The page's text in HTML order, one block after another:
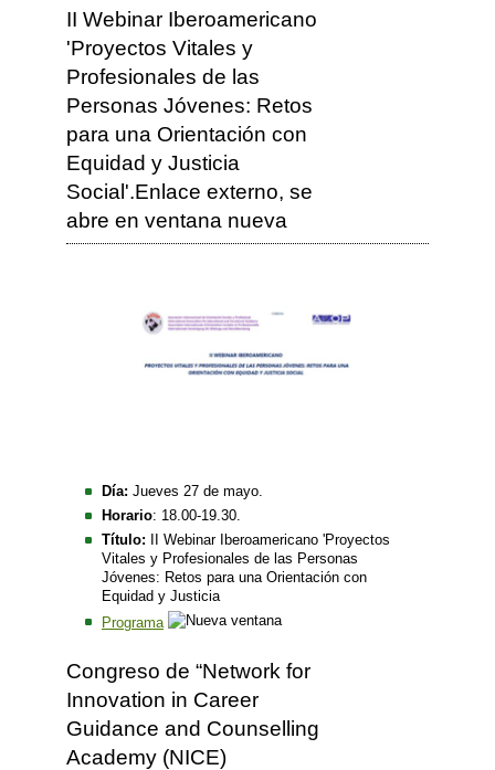
II Webinar Iberoamericano
'Proyectos Vitales y
Profesionales de las
Personas Jóvenes: Retos
para una Orientación con
Equidad y Justicia
Social'.Enlace externo, se
abre en ventana nueva
Día: Jueves 27 de mayo.
Horario: 18.00-19.30.
Título: II Webinar Iberoamericano 'Proyectos
Vitales y Profesionales de las Personas
Jóvenes: Retos para una Orientación con
Equidad y Justicia
Programa
Congreso de “Network for
Innovation in Career
Guidance and Counselling
Academy (NICE)